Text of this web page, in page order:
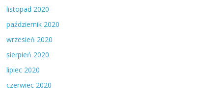
listopad 2020
październik 2020
wrzesień 2020
sierpień 2020
lipiec 2020
czerwiec 2020